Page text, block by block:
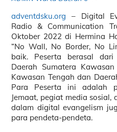
adventdsku.org – Digital
Radio & Communication
Oktober 2022 di Hermina
“No Wall, No Border, No
baik. Peserta berasal dari
Daerah Sumatera
Kawasan Tengah dan
Para Peserta ini adalah
Jemaat, pegiat media
dalam digital evangelism
para pendeta-pendeta.